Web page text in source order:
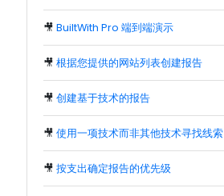
🎥 BuiltWith Pro 端到端演示
🎥 根据您提供的网站列表创建报告
🎥 创建基于技术的报告
🎥 使用一项技术而非其他技术寻找线索
🎥 按支出确定报告的优先级